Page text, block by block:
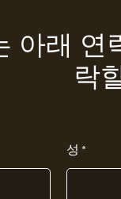
아래 연
락
성